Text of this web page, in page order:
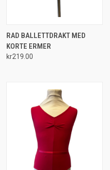
RAD BALLETTDRAKT MED
KORTE ERMER
kr219.00